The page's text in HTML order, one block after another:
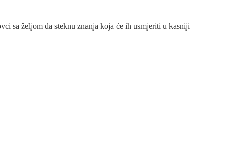
sa željom da steknu znanja koja će ih usmjeriti u kasniji